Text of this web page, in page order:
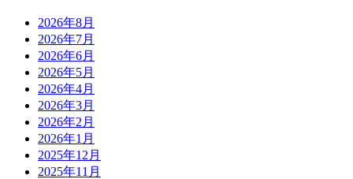
2026年8月
2026年7月
2026年6月
2026年5月
2026年4月
2026年3月
2026年2月
2026年1月
2025年12月
2025年11月